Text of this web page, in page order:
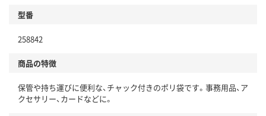
型番
258842
商品の特徴
保管や持ち運びに便利な、チャック付きのポリ袋です。事務用品、ア
クセサリー、カードなどに。